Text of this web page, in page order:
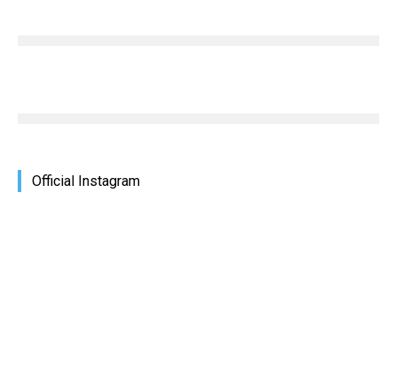
Official Instagram